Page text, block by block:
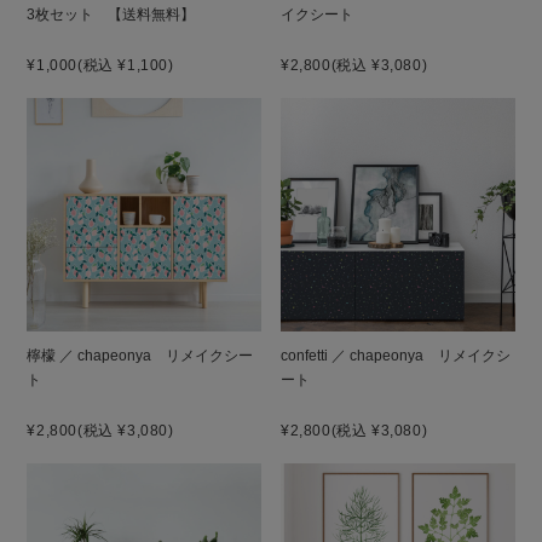
3枚セット 【送料無料】
¥1,000(税込 ¥1,100)
イクシート
¥2,800(税込 ¥3,080)
檸檬 ／ chapeonya リメイクシー
ト
¥2,800(税込 ¥3,080)
confetti ／ chapeonya リメイクシ
ート
¥2,800(税込 ¥3,080)